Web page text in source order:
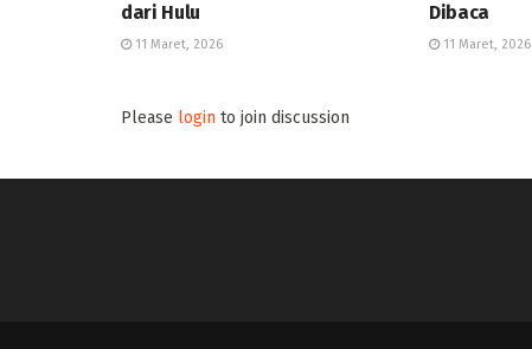
dari Hulu
11 Maret, 2026
Dibaca
11 Maret, 2026
Please login to join discussion